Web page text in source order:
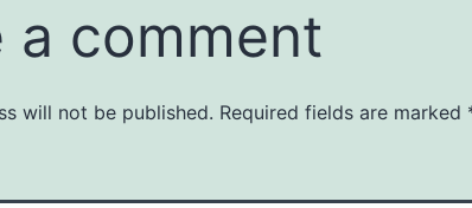
a comment
will not be published. Required fields are marked